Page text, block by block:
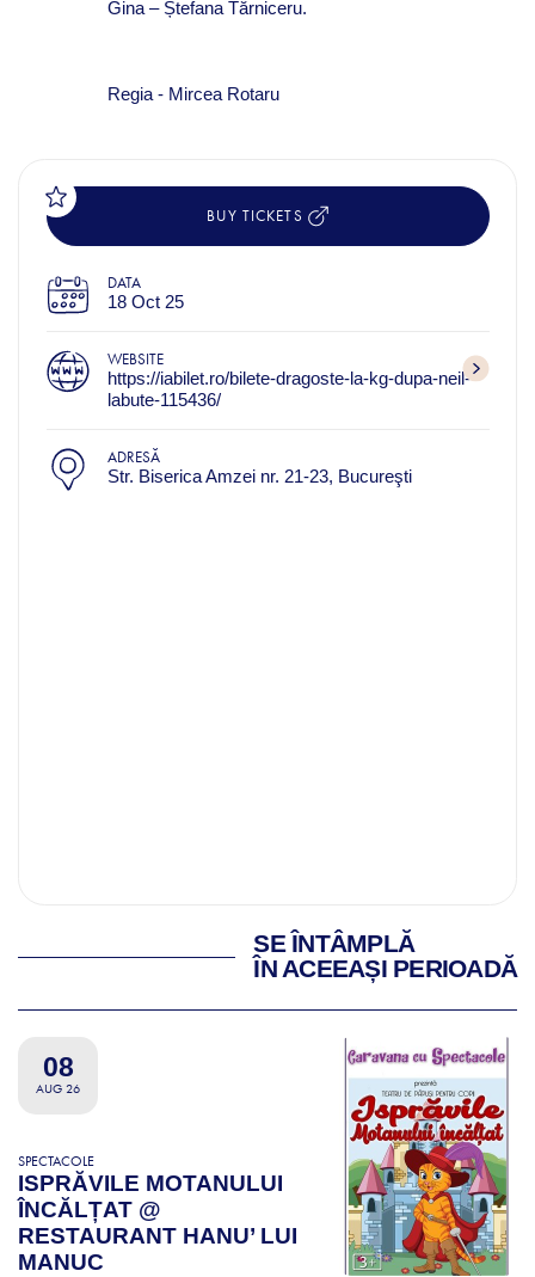
Gina – Ștefana Tărniceru.
Regia - Mircea Rotaru
BUY TICKETS
DATA
18 Oct 25
WEBSITE
https://iabilet.ro/bilete-dragoste-la-kg-dupa-neil-
labute-115436/
ADRESĂ
Str. Biserica Amzei nr. 21-23, Bucureşti
SE ÎNTÂMPLĂ
ÎN ACEEAȘI PERIOADĂ
08
AUG 26
SPECTACOLE
ISPRĂVILE MOTANULUI
ÎNCĂLȚAT @
RESTAURANT HANU’ LUI
MANUC